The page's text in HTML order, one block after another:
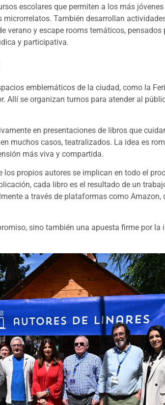
escolares que permiten a los más
También desarrollan
verano y escape rooms temáticos, pensados
y participativa.
emblemáticos de la ciudad, como la
Allí se organizan turnos para atender al
en presentaciones de libros que
muchos casos, teatralizados. La idea es
más viva y compartida.
propios autores se implican en todo el
cada libro es el resultado de un
a través de plataformas como
sino también una apuesta firme por la